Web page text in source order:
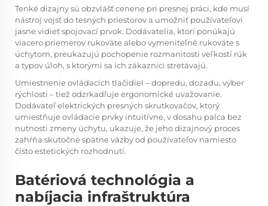
Tenké dizajny sú obzvlášť cenene pri presnej práci, kde musí
nástroj vojsť do tesných priestorov a umožniť používateľovi
jasne vidieť spojovací prvok. Dodávatelia, ktorí ponúkajú
viacero priemerov rukoväte alebo vymeniteľné rukoväte s
úchytom, preukazujú pochopenie rozmanitosti veľkostí rúk
a typov úloh, s ktorými sa ich zákazníci stretávajú.
Umiestnenie ovládacích tlačidiel – dopredu, dozadu, výber
rýchlosti – tiež odzrkadľuje ergonomické uvažovanie.
Dodávateľ elektrických presných skrutkovačov, ktorý
umiestňuje ovládacie prvky intuitívne, v dosahu palca bez
nutnosti zmeny úchytu, ukazuje, že jeho dizajnový proces
zahŕňa skutočné spätne väzby od používateľov namiesto
čisto estetických rozhodnutí.
Batériová technológia a
nabíjacia infraštruktúra